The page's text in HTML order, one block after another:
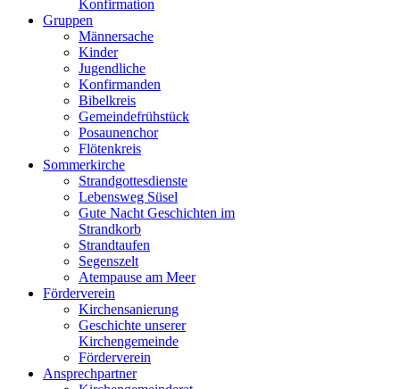
Konfirmation
Gruppen
Männersache
Kinder
Jugendliche
Konfirmanden
Bibelkreis
Gemeindefrühstück
Posaunenchor
Flötenkreis
Sommerkirche
Strandgottesdienste
Lebensweg Süsel
Gute Nacht Geschichten im
Strandkorb
Strandtaufen
Segenszelt
Atempause am Meer
Förderverein
Kirchensanierung
Geschichte unserer
Kirchengemeinde
Förderverein
Ansprechpartner